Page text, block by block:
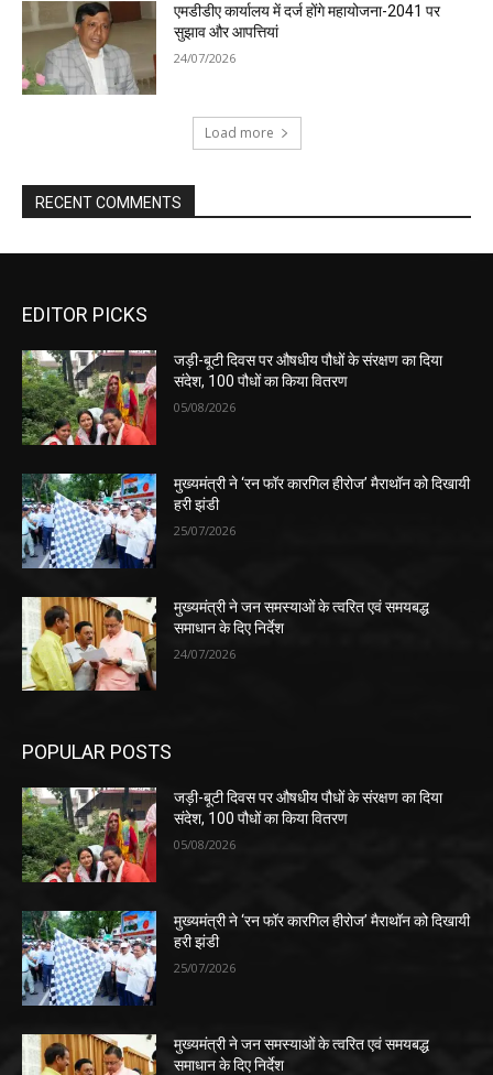
एमडीडीए कार्यालय में दर्ज होंगे महायोजना-2041 पर
सुझाव और आपत्तियां
24/07/2026
Load more
RECENT COMMENTS
EDITOR PICKS
जड़ी-बूटी दिवस पर औषधीय पौधों के संरक्षण का दिया
संदेश, 100 पौधों का किया वितरण
05/08/2026
मुख्यमंत्री ने ‘रन फॉर कारगिल हीरोज’ मैराथॉन को दिखायी
हरी झंडी
25/07/2026
मुख्यमंत्री ने जन समस्याओं के त्वरित एवं समयबद्ध
समाधान के दिए निर्देश
24/07/2026
POPULAR POSTS
जड़ी-बूटी दिवस पर औषधीय पौधों के संरक्षण का दिया
संदेश, 100 पौधों का किया वितरण
05/08/2026
मुख्यमंत्री ने ‘रन फॉर कारगिल हीरोज’ मैराथॉन को दिखायी
हरी झंडी
25/07/2026
मुख्यमंत्री ने जन समस्याओं के त्वरित एवं समयबद्ध
समाधान के दिए निर्देश